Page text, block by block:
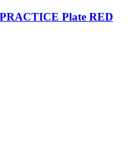
Plate RED